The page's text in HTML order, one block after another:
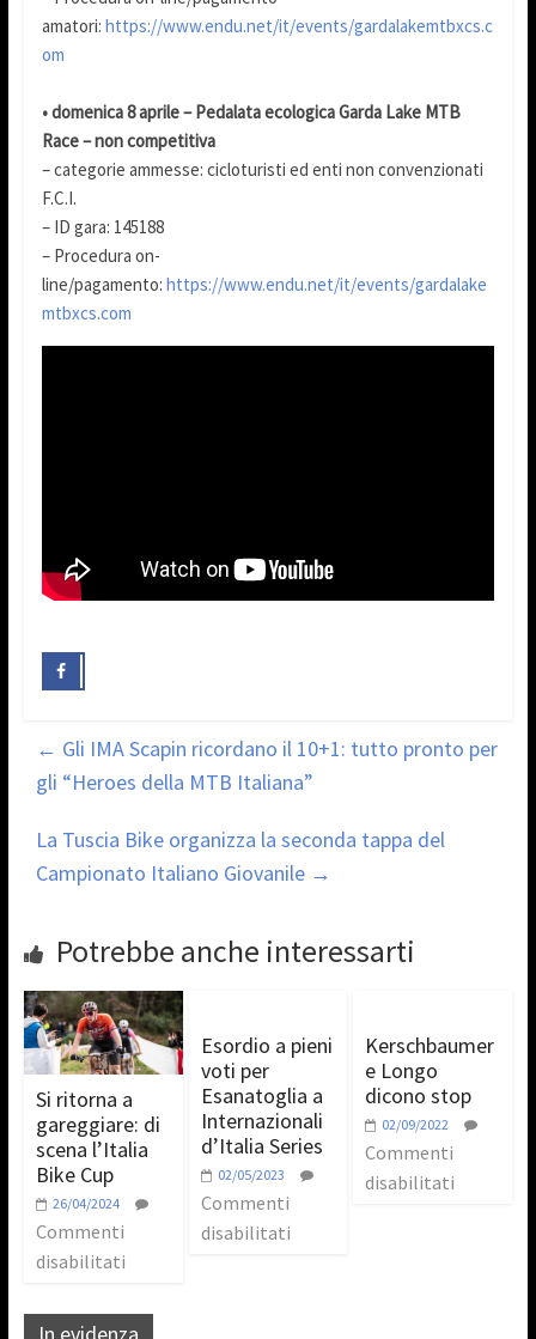
amatori: https://www.endu.net/it/events/gardalakemtbxcs.c
om
• domenica 8 aprile – Pedalata ecologica Garda Lake MTB
Race – non competitiva
– categorie ammesse: cicloturisti ed enti non convenzionati
F.C.I.
– ID gara: 145188
– Procedura on-
line/pagamento: https://www.endu.net/it/events/gardalake
mtbxcs.com
← Gli IMA Scapin ricordano il 10+1: tutto pronto per
gli “Heroes della MTB Italiana”
La Tuscia Bike organizza la seconda tappa del
Campionato Italiano Giovanile →
Potrebbe anche interessarti
Si ritorna a
gareggiare: di
scena l’Italia
Bike Cup
26/04/2024
Commenti
disabilitati
Esordio a pieni
voti per
Esanatoglia a
Internazionali
d’Italia Series
02/05/2023
Commenti
disabilitati
Kerschbaumer
e Longo
dicono stop
02/09/2022
Commenti
disabilitati